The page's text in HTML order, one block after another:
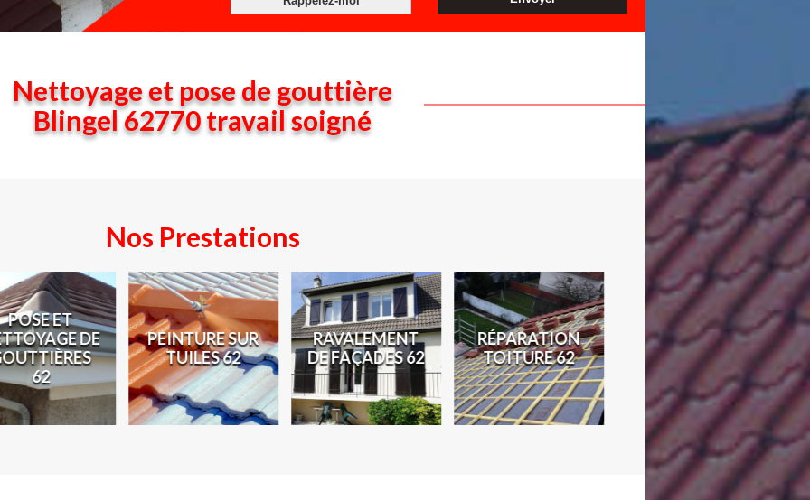
Nettoyage et pose de gouttière
Blingel 62770 travail soigné
Nos Prestations
POSE ET
DE
62
PEINTURE SUR
TUILES 62
RAVALEMENT
DE FAÇADES 62
RÉPARATION
TOITURE 62
TRAVAUX DE
ZINGUERIE 62